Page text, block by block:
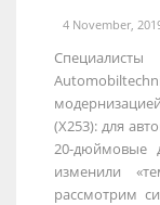
4 November,
(X253): для
20-дюймовые
изменили
рассмотрим